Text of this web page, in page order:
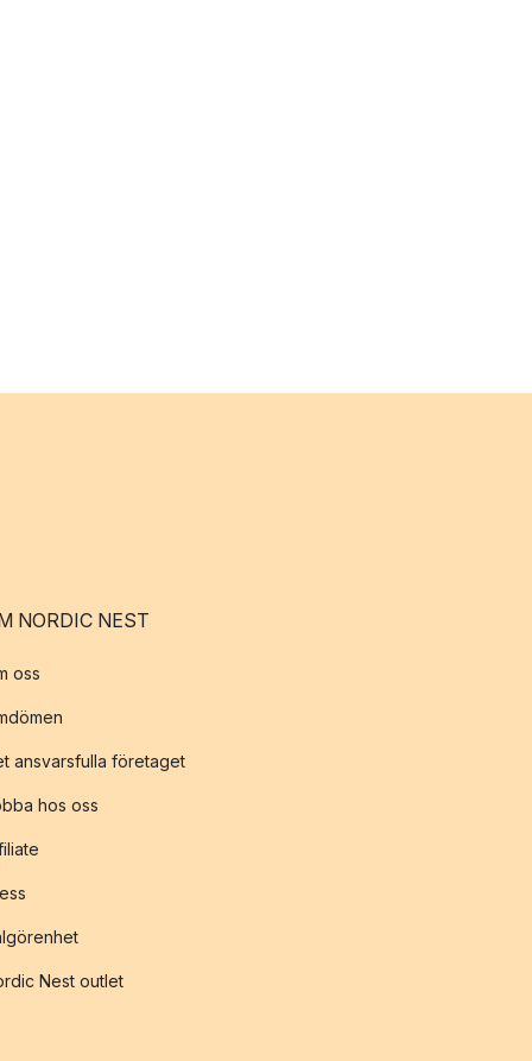
NORDIC NEST
oss
ansvarsfulla företaget
hos oss
Nest outlet